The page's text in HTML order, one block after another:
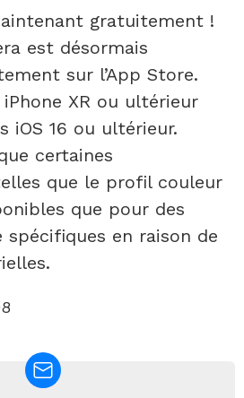
gratuitement !
est désormais
sur l’App Store.
XR ou ultérieur
iOS 16 ou ultérieur.
certaines
que le profil couleur
que pour des
spécifiques en raison de